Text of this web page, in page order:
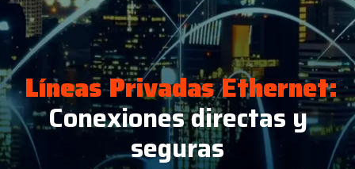
Líneas Privadas Ethernet:
Conexiones directas y
seguras